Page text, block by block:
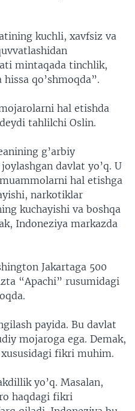
kuchli, xavfsiz va
mintaqada tinchlik,
qo’shmoqda”.
hal etishda
tahlilchi Oslin.
g’arbiy
davlat yo’q. U
hal etishga
narkotiklar
kuchayishi va boshqa
Indoneziya markazda
Jakartaga 500
“Apachi” rusumidagi
payida. Bu davlat
mojaroga ega. Demak,
fikri muhim.
yo’q. Masalan,
haqdagi fikri